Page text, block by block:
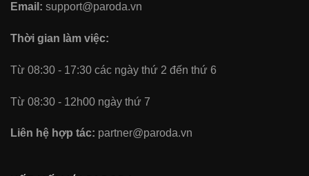
Email: support@paroda.vn
Thời gian làm việc:
Từ 08:30 - 17:30 các ngày thứ 2 đến thứ 6
Từ 08:30 - 12h00 ngày thứ 7
Liên hệ hợp tác: partner@paroda.vn